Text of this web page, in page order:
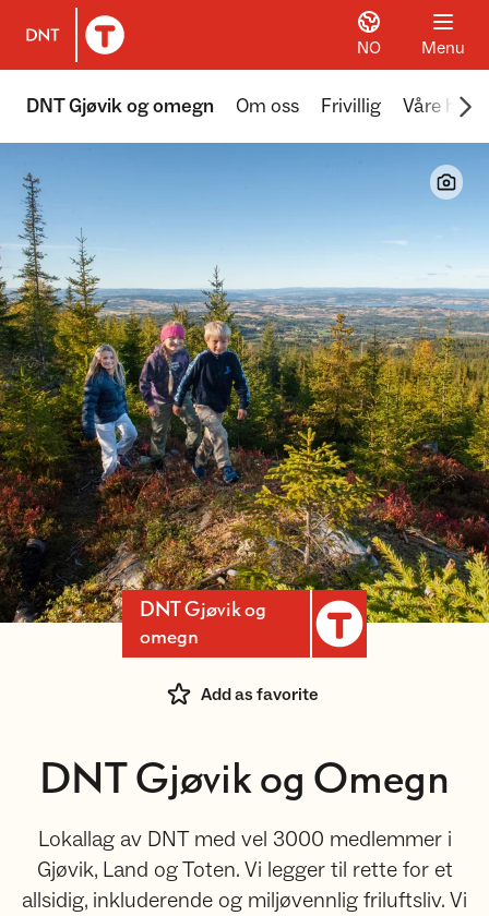
To DNT.no frontpage
NO Menu
DNT Gjøvik og omegn Om oss Frivillig Våre
DNT Gjøvik og
omegn
Add as favorite
DNT Gjøvik og Omegn
Lokallag av DNT med vel 3000 medlemmer i
Gjøvik, Land og Toten. Vi legger til rette for et
allsidig, inkluderende og miljøvennlig friluftsliv. Vi